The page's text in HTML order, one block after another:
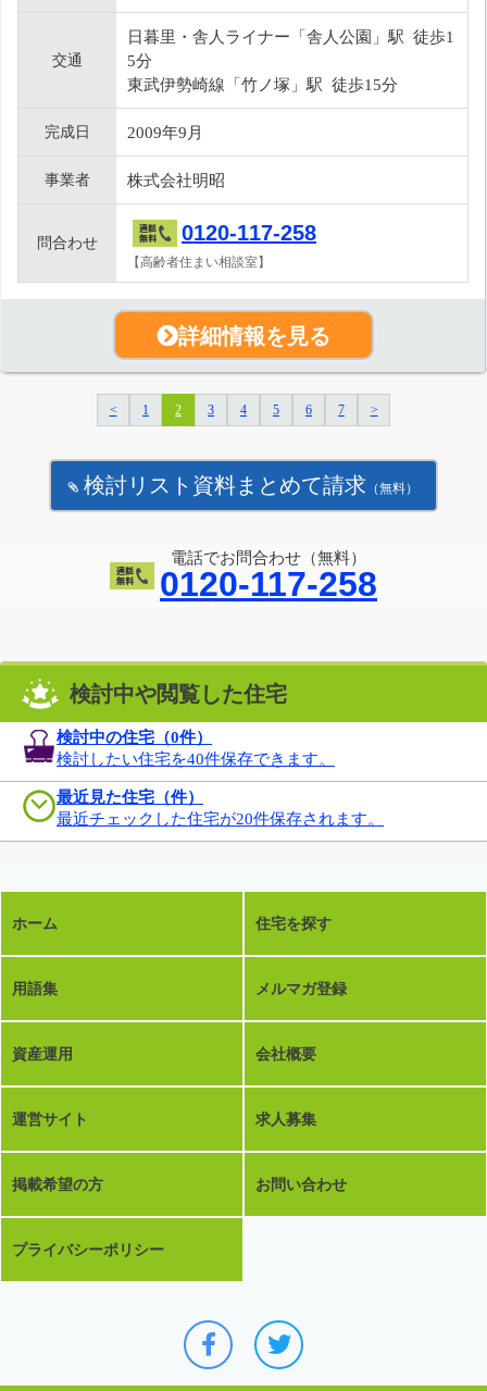
交通
日暮里・舎人ライナー「舎人公園」駅 徒歩1
5分
東武伊勢崎線「竹ノ塚」駅 徒歩15分
完成日 2009年9月
事業者 株式会社明昭
問合わせ 0120-117-258
【高齢者住まい相談室】
詳細情報を見る
< 1 2 3 4 5 6 7 >
検討リスト資料まとめて請求 （無料）
電話でお問合わせ（無料）
0120-117-258
検討中や閲覧した住宅
検討中の住宅（0件）
検討したい住宅を40件保存できます。
最近見た住宅（件）
最近チェックした住宅が20件保存されます。
ホーム 住宅を探す
用語集 メルマガ登録
資産運用 会社概要
運営サイト 求人募集
掲載希望の方 お問い合わせ
プライバシーポリシー